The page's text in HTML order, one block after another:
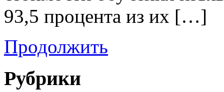
93,5 процента из их […]
Продолжить
Рубрики